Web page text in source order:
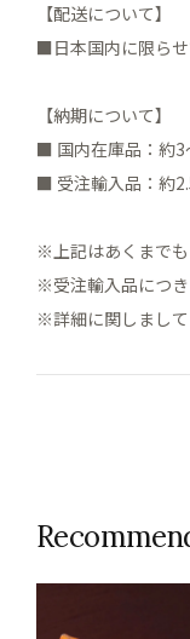
【配送について】
■日本国内に限らせ
【納期について】
■ 国内在庫品：約3
■ 受注輸入品：約
※上記はあくまでも
※受注輸入品につき
※詳細に関しまして